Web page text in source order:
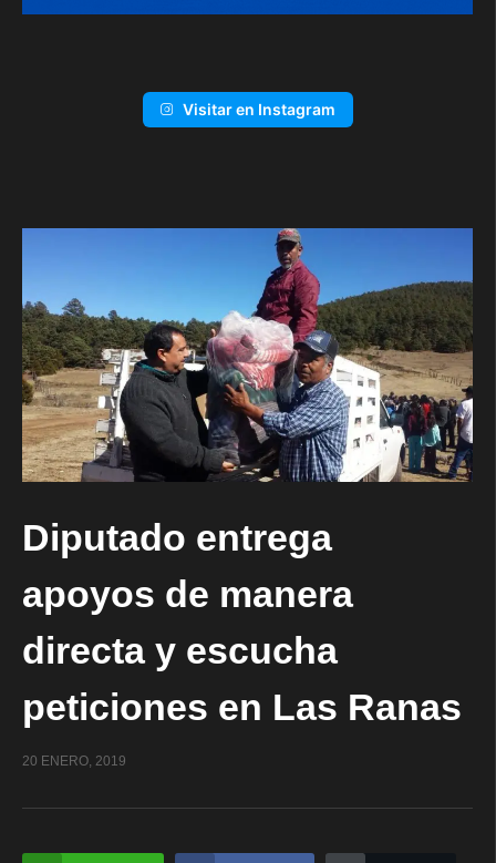
Visitar en Instagram
Diputado entrega
apoyos de manera
directa y escucha
peticiones en Las Ranas
20 ENERO, 2019